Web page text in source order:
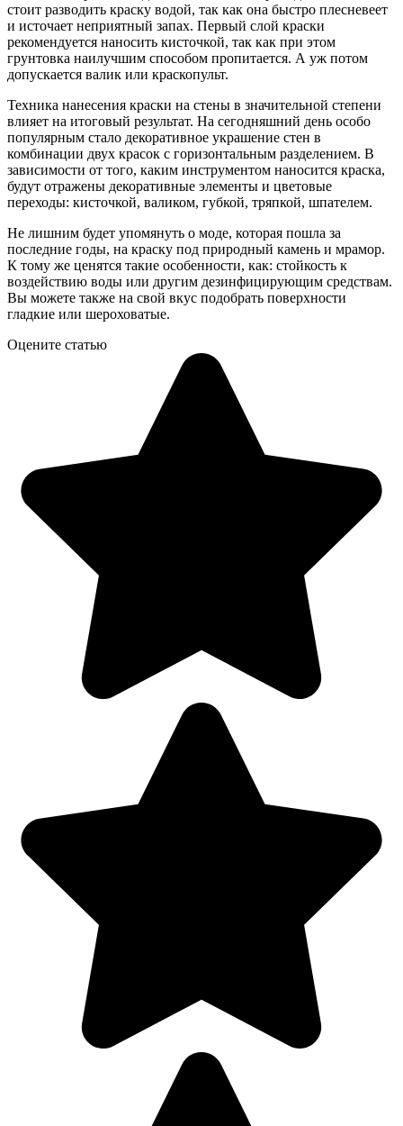
стоит разводить краску водой, так как она быстро плесневеет
и источает неприятный запах. Первый слой краски
рекомендуется наносить кисточкой, так как при этом
грунтовка наилучшим способом пропитается. А уж потом
допускается валик или краскопульт.
Техника нанесения краски на стены в значительной степени
влияет на итоговый результат. На сегодняшний день особо
популярным стало декоративное украшение стен в
комбинации двух красок с горизонтальным разделением. В
зависимости от того, каким инструментом наносится краска,
будут отражены декоративные элементы и цветовые
переходы: кисточкой, валиком, губкой, тряпкой, шпателем.
Не лишним будет упомянуть о моде, которая пошла за
последние годы, на краску под природный камень и мрамор.
К тому же ценятся такие особенности, как: стойкость к
воздействию воды или другим дезинфицирующим средствам.
Вы можете также на свой вкус подобрать поверхности
гладкие или шероховатые.
Оцените статью